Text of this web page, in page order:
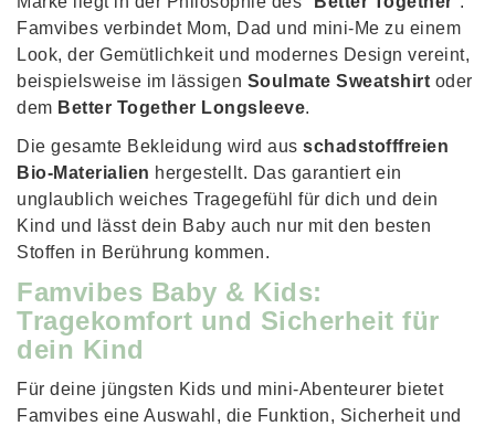
Famvibes verbindet Mom, Dad und mini-Me zu einem
Look, der Gemütlichkeit und modernes Design vereint,
beispielsweise im lässigen Soulmate Sweatshirt oder
dem Better Together Longsleeve.
Die gesamte Bekleidung wird aus schadstofffreien
Bio-Materialien hergestellt. Das garantiert ein
unglaublich weiches Tragegefühl für dich und dein
Kind und lässt dein Baby auch nur mit den besten
Stoffen in Berührung kommen.
Famvibes Baby & Kids:
Tragekomfort und Sicherheit für
dein Kind
Für deine jüngsten Kids und mini-Abenteurer bietet
Famvibes eine Auswahl, die Funktion, Sicherheit und